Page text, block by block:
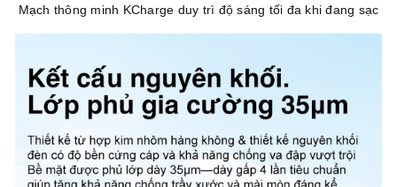
Mạch thông minh KCharge duy trì độ sáng tối đa khi đang sạc